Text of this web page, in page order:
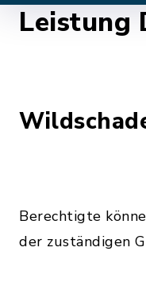
Leistung
Berechtigte
der zuständigen